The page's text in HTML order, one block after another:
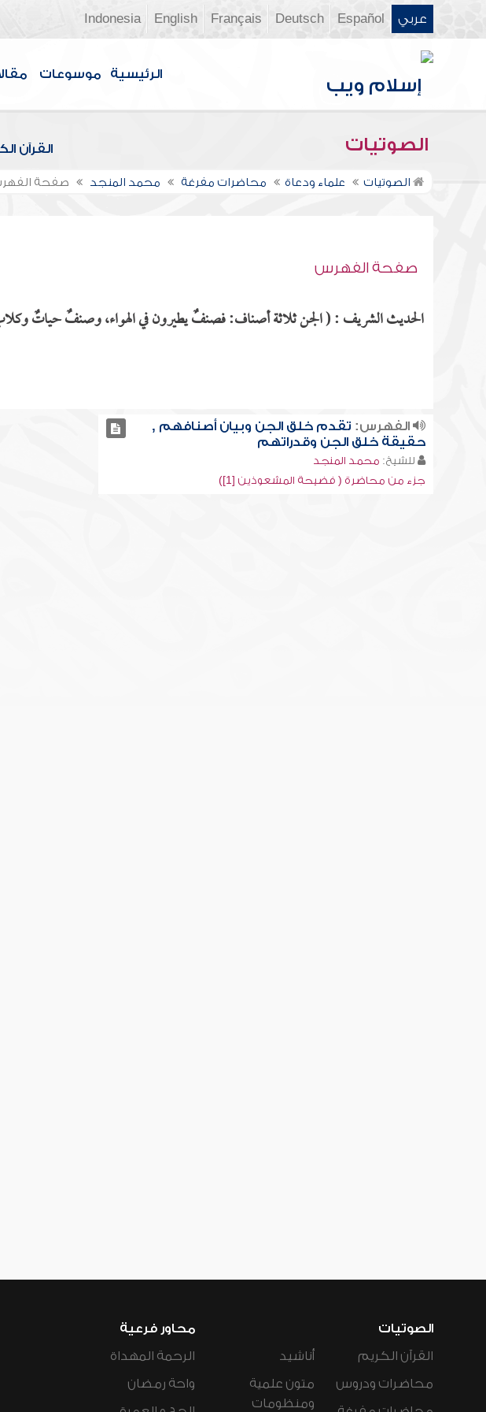
عربي Español
Deutsch
Français
English
Indonesia
الرئيسية موسوعات
الصوتيات القرآن
الصوتيات علماء ودعاة محاضرات مفرغة محمد المنجد صفحة
صفحة الفهرس
الحديث الشريف : ( الجن ثلاثة أصناف: فصنفٌ يطيرون في الهواء، وصنفٌ حياتٌ
الفهرس: تقدم خلق الجن وبيان أصنافهم ,
حقيقة خلق الجن وقدراتهم
للشيخ: محمد المنجد
جزء من محاضرة ( فضيحة المشعوذين [1])
الصوتيات
القرآن الكريم
محاضرات ودروس
أناشيد
متون علمية
ومنظومات
محاور فرعية
الرحمة المهداة
واحة رمضان